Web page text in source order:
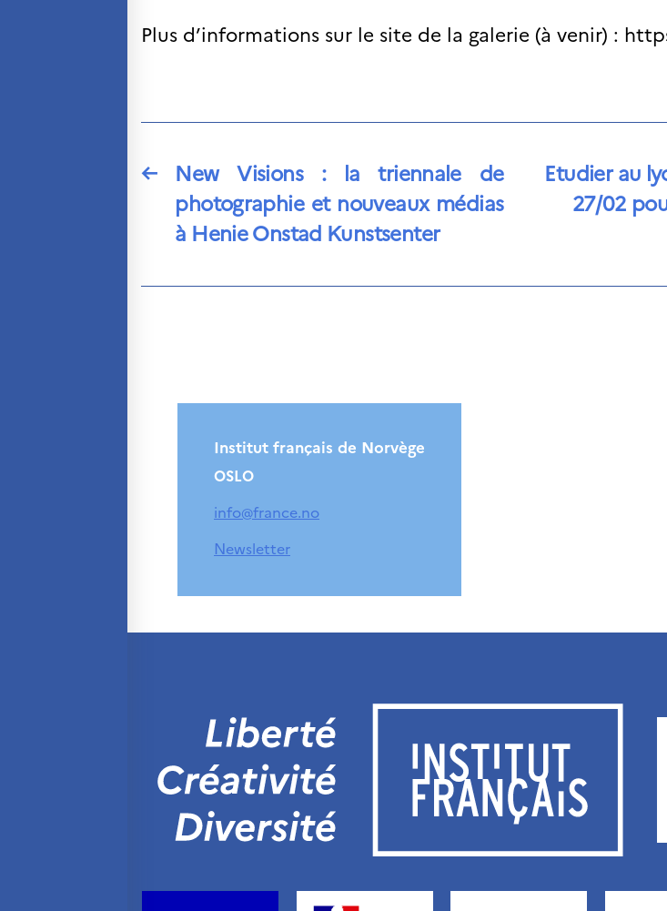
Plus d’informations sur le site de la galerie (à venir) :
←
New Visions : la triennale de
photographie et nouveaux médias
à Henie Onstad Kunstsenter
Etudier au
27/02
Institut français de Norvège
OSLO
info@france.no
Newsletter